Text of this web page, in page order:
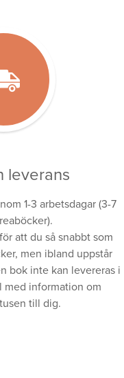
leverans
1-3 arbetsdagar (3-7
att du så snabbt som
men ibland uppstår
bok inte kan levereras i
med information om
till dig.